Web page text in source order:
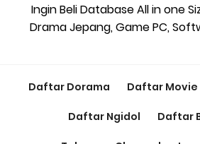
Ingin Beli Database All in one
Drama Jepang, Game PC,
Daftar Dorama Daftar Movie
Daftar Ngidol Daftar